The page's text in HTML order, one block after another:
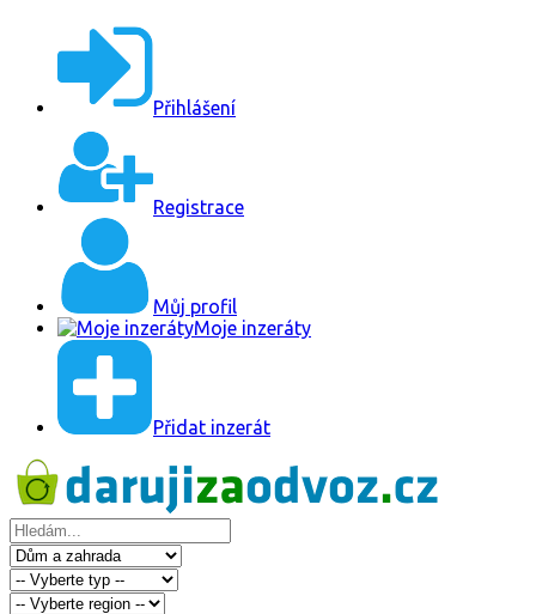
Přihlášení
Registrace
Můj profil
Moje inzeráty
Přidat inzerát